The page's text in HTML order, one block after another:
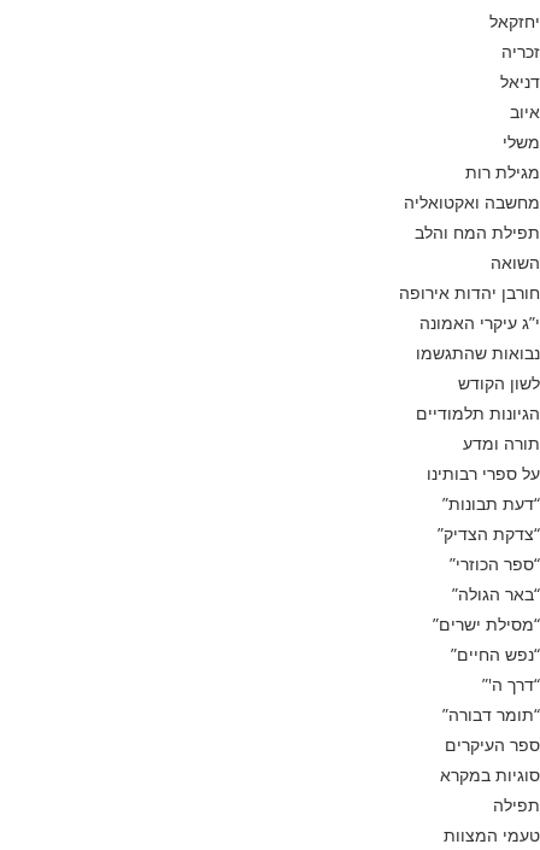
יחזקאל
זכריה
דניאל
איוב
משלי
מגילת רות
מחשבה ואקטואליה
תפילת המח והלב
השואה
חורבן יהדות אירופה
י”ג עיקרי האמונה
נבואות שהתגשמו
לשון הקודש
הגיונות תלמודיים
תורה ומדע
על ספרי רבותינו
“דעת תבונות”
“צדקת הצדיק”
“ספר הכוזרי”
“באר הגולה”
“מסילת ישרים”
“נפש החיים”
“דרך ה'”
“תומר דבורה”
ספר העיקרים
סוגיות במקרא
תפילה
טעמי המצוות